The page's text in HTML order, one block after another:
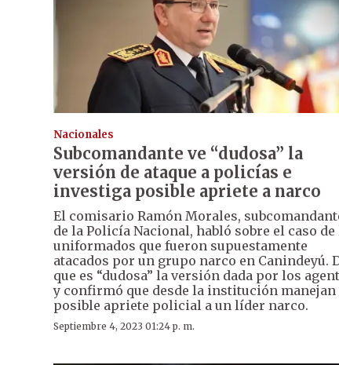
Nacionales
Subcomandante ve “dudosa” la
versión de ataque a policías e
investiga posible apriete a narco
El comisario Ramón Morales,
de la Policía Nacional, habló sobre el caso de
uniformados que fueron supuestamente
atacados por un grupo narco en Canindeyú.
que es “dudosa” la versión dada por los
y confirmó que desde la institución manejan
posible apriete policial a un líder narco.
Septiembre 4, 2023 01:24 p. m.